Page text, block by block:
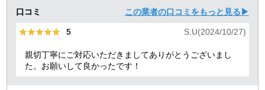
口コミ この業者の口コミをもっと見る▶
★★★★★
★★★★★ 5 S.U(2024/10/27)
親切丁寧にご対応いただきましてありがとうございまし
た。お願いして良かったです！